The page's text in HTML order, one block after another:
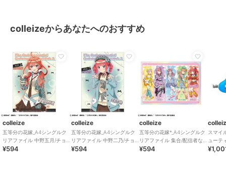
colleizeからあなたへのおすすめ
colleize
五等分の花嫁_A4シングルク
リアファイル 中野五月/チョ
コミントGAL
¥594
colleize
五等分の花嫁_A4シングルク
リアファイル 中野二乃/チョ
コミントGAL
¥594
colleize
五等分の花嫁*_A4シングルク
リアファイル 集合/配信者な
りきり
¥594
スマイ
ューテ
リップ